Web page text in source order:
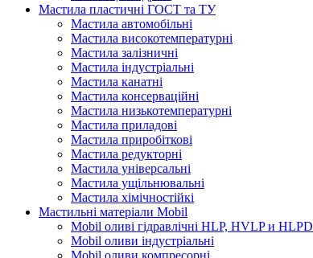
Мастила пластичні ГОСТ та ТУ
Мастила автомобільні
Мастила високотемпературні
Мастила залізничні
Мастила індустріальні
Мастила канатні
Мастила консерваційні
Мастила низькотемпературні
Мастила приладові
Мастила приробіткові
Мастила редукторні
Мастила універсальні
Мастила ущільнювальні
Мастила хімічностійкі
Мастильні матеріали Mobil
Mobil оливі гідравлічні HLP, HVLP и HLPD
Mobil оливи індустріальні
Mobil оливи компресорні